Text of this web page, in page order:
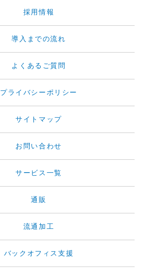
採用情報
導入までの流れ
よくあるご質問
プライバシーポリシー
サイトマップ
お問い合わせ
サービス一覧
通販
流通加工
バックオフィス支援